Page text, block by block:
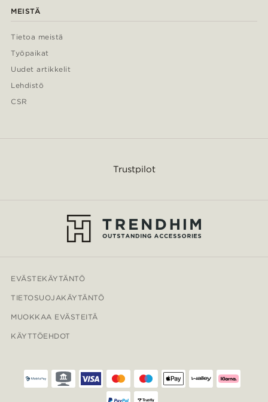
MEISTÄ
Tietoa meistä
Työpaikat
Uudet artikkelit
Lehdistö
CSR
Trustpilot
EVÄSTEKÄYTÄNTÖ
TIETOSUOJAKÄYTÄNTÖ
MUOKKAA EVÄSTEITÄ
KÄYTTÖEHDOT